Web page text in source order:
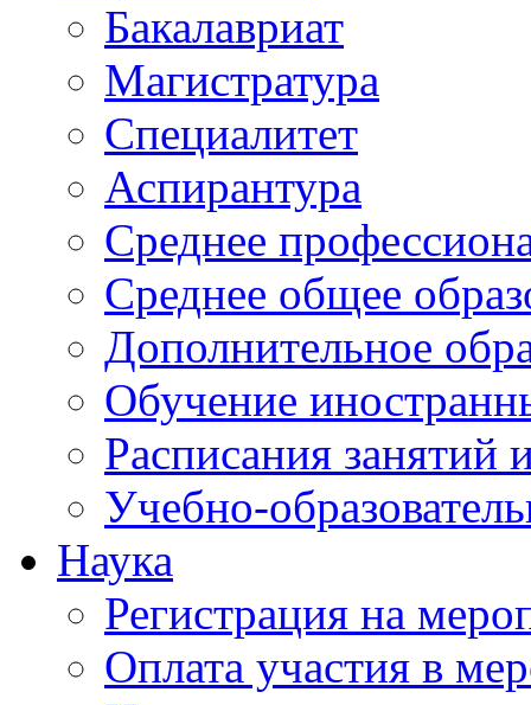
Бакалавриат
Магистратура
Специалитет
Аспирантура
Среднее
Среднее общее
Дополнительное
Обучение
Расписания занятий
Учебно-
Наука
Регистрация на
Оплата участия в